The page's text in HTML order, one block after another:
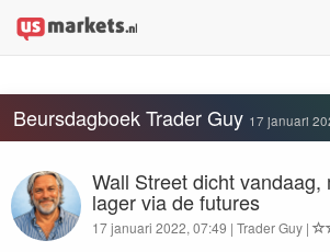
Beursdagboek Trader Guy 17 januari
Wall Street dicht vandaag,
lager via de futures
17 januari 2022, 07:49 | Trader Guy |